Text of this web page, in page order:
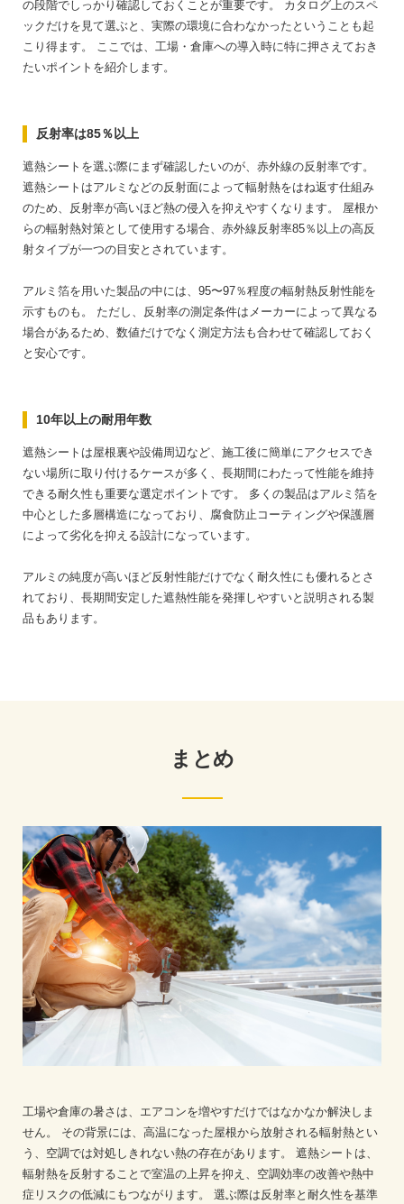
の段階でしっかり確認しておくことが重要です。
カタログ上のスペ
ックだけを見て選ぶと、実際の環境に合わなかったということも起
こり得ます。
ここでは、工場・倉庫への導入時に特に押さえておき
たいポイントを紹介します。
反射率は85％以上
遮熱シートを選ぶ際にまず確認したいのが、赤外線の反射率です。
遮熱シートはアルミなどの反射面によって輻射熱をはね返す仕組み
のため、反射率が高いほど熱の侵入を抑えやすくなります。
屋根か
らの輻射熱対策として使用する場合、赤外線反射率85％以上の高反
射タイプが一つの目安とされています。
アルミ箔を用いた製品の中には、95〜97％程度の輻射熱反射性能を
示すものも。
ただし、反射率の測定条件はメーカーによって異なる
場合があるため、数値だけでなく測定方法も合わせて確認しておく
と安心です。
10年以上の耐用年数
遮熱シートは屋根裏や設備周辺など、施工後に簡単にアクセスでき
ない場所に取り付けるケースが多く、長期間にわたって性能を維持
できる耐久性も重要な選定ポイントです。
多くの製品はアルミ箔を
中心とした多層構造になっており、腐食防止コーティングや保護層
によって劣化を抑える設計になっています。
アルミの純度が高いほど反射性能だけでなく耐久性にも優れるとさ
れており、長期間安定した遮熱性能を発揮しやすいと説明される製
品もあります。
まとめ
工場や倉庫の暑さは、エアコンを増やすだけではなかなか解決しま
せん。
その背景には、高温になった屋根から放射される輻射熱とい
う、空調では対処しきれない熱の存在があります。
遮熱シートは、
輻射熱を反射することで室温の上昇を抑え、空調効率の改善や熱中
症リスクの低減にもつながります。
選ぶ際は反射率と耐久性を基準